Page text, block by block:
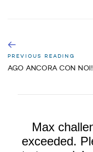
PREVIOUS READING
AGO ANCORA CON NOI!